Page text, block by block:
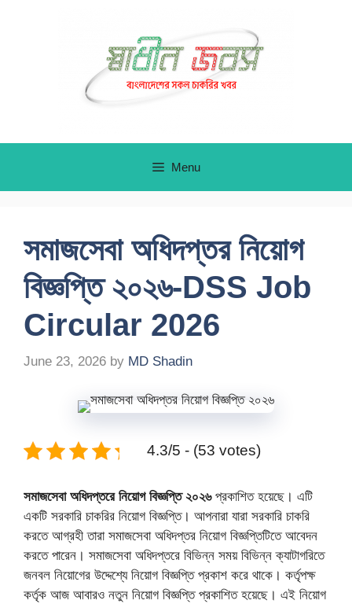
Menu
সমাজসেবা অধিদপ্তর নিয়োগ
বিজ্ঞপ্তি ২০২৬-DSS Job
Circular 2026
June 23, 2026 by MD Shadin
4.3/5 - (53 votes)
সমাজসেবা অধিদপ্তরে নিয়োগ বিজ্ঞপ্তি ২০২৬ প্রকাশিত হয়েছে। এটি
একটি সরকারি চাকরির নিয়োগ বিজ্ঞপ্তি। আপনারা যারা সরকারি চাকরি
করতে আগ্রহী তারা সমাজসেবা অধিদপ্তর নিয়োগ বিজ্ঞপ্তিটিতে আবেদন
করতে পারেন। সমাজসেবা অধিদপ্তরে বিভিন্ন সময় বিভিন্ন ক্যাটাগরিতে
জনবল নিয়োগের উদ্দেশ্যে নিয়োগ বিজ্ঞপ্তি প্রকাশ করে থাকে। কর্তৃপক্ষ
কর্তৃক আজ আবারও নতুন নিয়োগ বিজ্ঞপ্তি প্রকাশিত হয়েছে। এই নিয়োগ